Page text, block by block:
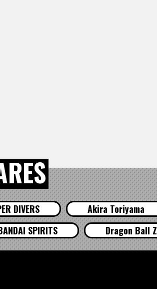
DIVERS Akira Toriyama
SPIRITS Dragon Ball Z